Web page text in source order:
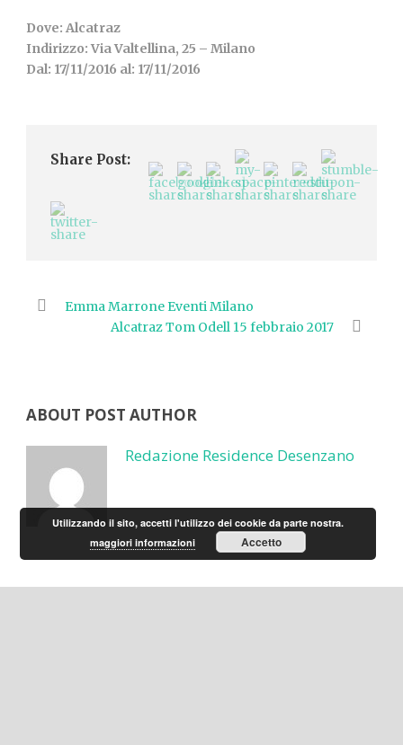
Dove: Alcatraz
Indirizzo: Via Valtellina, 25 – Milano
Dal: 17/11/2016 al: 17/11/2016
Share Post:
Emma Marrone Eventi Milano
Alcatraz Tom Odell 15 febbraio 2017
ABOUT POST AUTHOR
Redazione Residence Desenzano
Utilizzando il sito, accetti l'utilizzo dei cookie da parte nostra.
maggiori informazioni
Accetto